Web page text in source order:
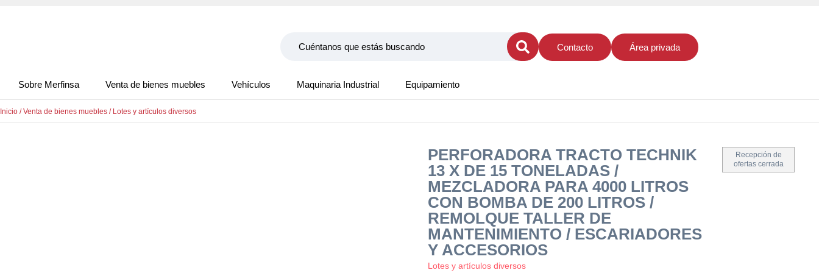
Contacto Área privada
Sobre Merfinsa Venta de bienes muebles Vehículos Maquinaria Industrial Equipamiento
Inicio /Venta de bienes muebles / Lotes y artículos diversos
PERFORADORA TRACTO TECHNIK
13 X DE 15 TONELADAS /
MEZCLADORA PARA 4000 LITROS
CON BOMBA DE 200 LITROS /
REMOLQUE TALLER DE
MANTENIMIENTO / ESCARIADORES
Y ACCESORIOS
Lotes y artículos diversos
Recepción de
ofertas cerrada